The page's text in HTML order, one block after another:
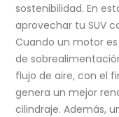
sostenibilidad. En
aprovechar tu SUV
Cuando un motor
de
flujo de aire, con el
genera un mejor
cilindraje. Además,